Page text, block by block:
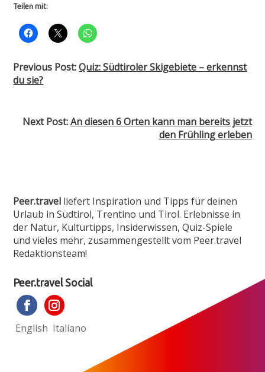
Teilen mit:
Previous Post:Quiz: Südtiroler Skigebiete – erkennst
du sie?
Next Post:An diesen 6 Orten kann man bereits jetzt
den Frühling erleben
Peer.travel liefert Inspiration und Tipps für deinen
Urlaub in Südtirol, Trentino und Tirol. Erlebnisse in
der Natur, Kulturtipps, Insiderwissen, Quiz-Spiele
und vieles mehr, zusammen­gestellt vom Peer.travel
Redaktionsteam!
Peer.travel Social
English Italiano